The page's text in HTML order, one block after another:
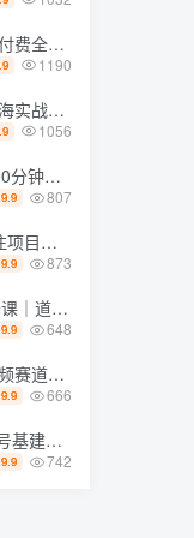
优劣势与选择策略
1190
爆发×回款全流程
1056
然流量全套教学
9.9 807
制【揭秘】
9.9 873
现小生意全套教学
9.9 648
现双赢制作技术
9.9 666
类高危风险
9.9 742
优劣势与选择策略
1190
爆发×回款全流程
1056
然流量全套教学
9.9 807
制【揭秘】
9.9 873
现小生意全套教学
9.9 648
现双赢制作技术
9.9 666
类高危风险
9.9 742